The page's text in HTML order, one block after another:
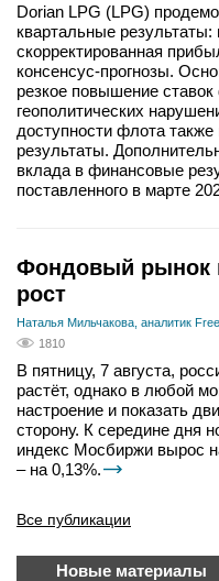
Dorian LPG (LPG)
квартальные результаты:
скорректированная
консенсус-прогнозы.
резкое повышение
геополитических
доступности флота
результаты.
вклада в финансовые
поставленного в марте
Фондовый рынок
рост
Наталья Мильчакова, аналитик
1810
В пятницу, 7 августа,
растёт, однако в любой
настроение и показать
сторону. К середине дня
индекс Мосбиржи вырос
– на 0,13%.
Все публикации
Новые материалы